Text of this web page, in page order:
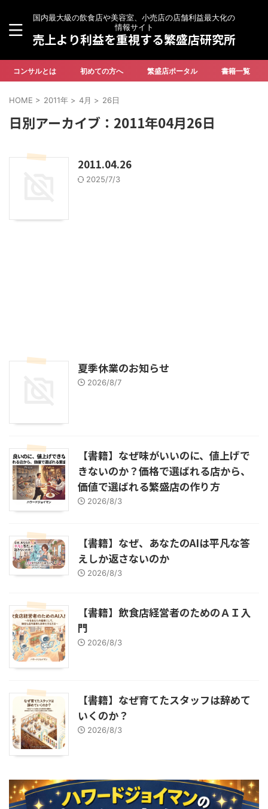
国内最大級の飲食店や美容室、小売店の店舗利益最大化の
情報サイト
売上より利益を重視する繁盛店研究所
コンサルとは 初めての方へ 繁盛店ポータル 書籍一覧
HOME > 2011年 > 4月 > 26日
日別アーカイブ：2011年04月26日
2011.04.26
2025/7/3
夏季休業のお知らせ
2026/8/7
【書籍】なぜ味がいいのに、値上げで
きないのか？価格で選ばれる店から、
価値で選ばれる繁盛店の作り方
2026/8/3
【書籍】なぜ、あなたのAIは平凡な答
えしか返さないのか
2026/8/3
【書籍】飲食店経営者のためのＡＩ入
門
2026/8/3
【書籍】なぜ育てたスタッフは辞めて
いくのか？
2026/8/3